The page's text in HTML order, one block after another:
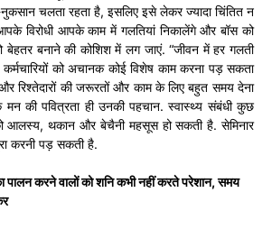
चलता रहता है, इसलिए इसे लेकर ज्यादा चिंतित न
विरोधी आपके काम में गलतियां निकालेंगे और बॉस को
बनाने की कोशिश में लग जाएं. “जीवन में हर गलती
को अचानक कोई विशेष काम करना पड़ सकता
रिश्तेदारों की जरूरतों और काम के लिए बहुत समय देना
की पवित्रता ही उनकी पहचान. स्वास्थ्य संबंधी कुछ
थकान और बेचैनी महसूस हो सकती है. सेमिनार
करनी पड़ सकती है.
करने वालों को शनि कभी नहीं करते परेशान, समय